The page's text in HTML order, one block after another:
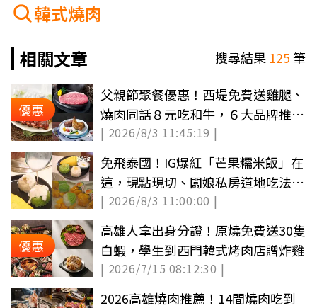
韓式燒肉
相關文章
搜尋結果 125筆
優惠
父親節聚餐優惠！西堤免費送雞腿、
燒肉同話８元吃和牛，６大品牌推薦
整理
| 2026/8/3 11:45:19 |
免飛泰國！IG爆紅「芒果糯米飯」在
這，現點現切、闆娘私房道地吃法公
開
| 2026/8/3 11:00:00 |
優惠
高雄人拿出身分證！原燒免費送30隻
白蝦，學生到西門韓式烤肉店贈炸雞
| 2026/7/15 08:12:30 |
2026高雄燒肉推薦！14間燒肉吃到